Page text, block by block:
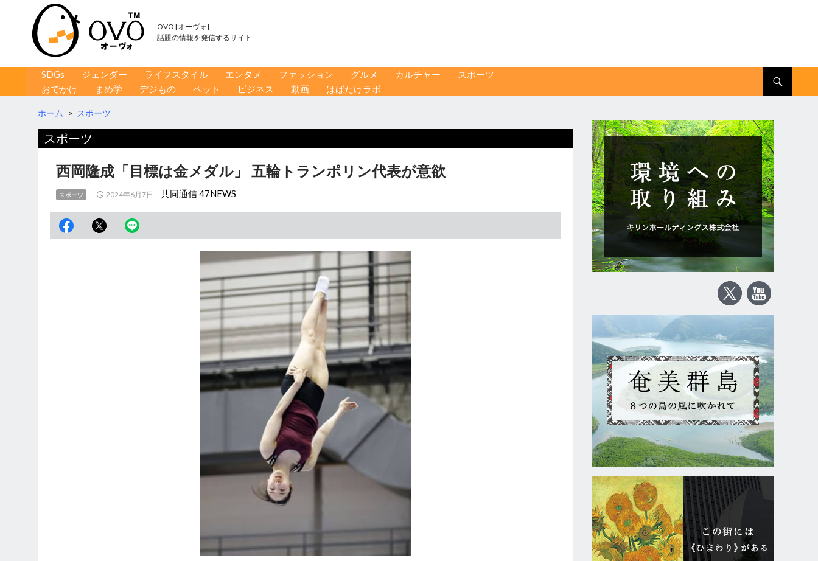
OVO [オーヴォ]
話題の情報を発信するサイト
コンテンツへ移動
SDGs ジェンダー ライフスタイル エンタメ ファッション グルメ カルチャー
スポーツ
おでかけ
まめ学 デジもの ペット ビジネス 動画 はばたけラボ
ホーム > スポーツ
スポーツ
西岡隆成「目標は金メダル」 五輪トランポリン代表が意欲
スポーツ 2024年6月7日 共同通信 47NEWS